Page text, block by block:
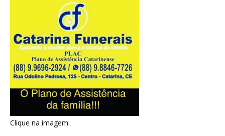
Clique na imagem.